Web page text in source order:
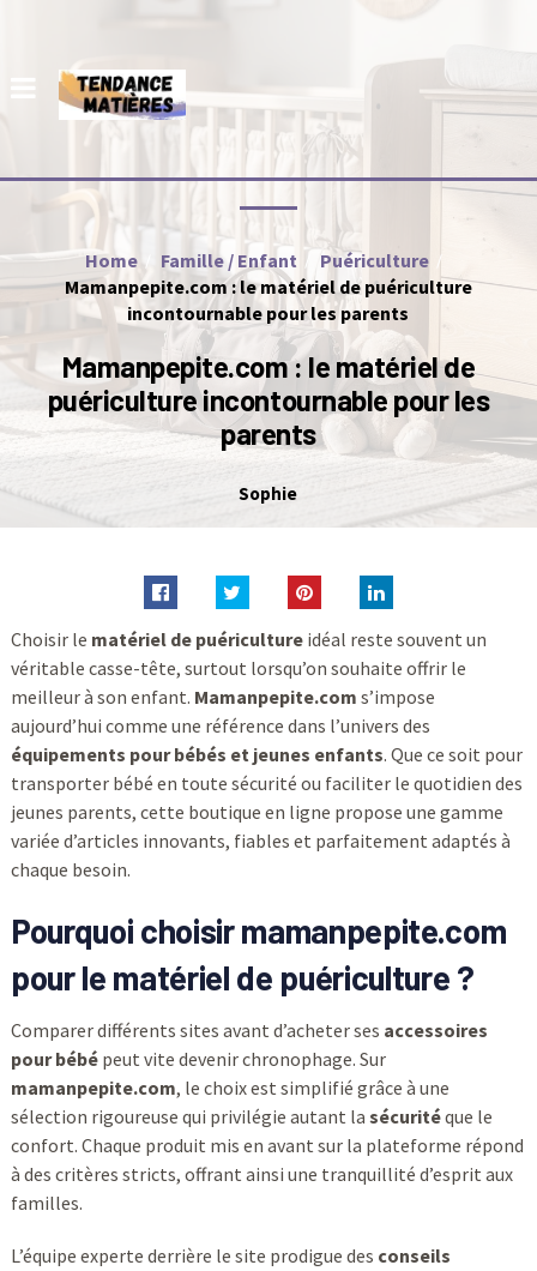
Home Famille / Enfant
Puériculture
Mamanpepite.com : le matériel de puériculture
incontournable pour les parents
Mamanpepite.com : le matériel de
puériculture incontournable pour les
parents
Sophie
Choisir le matériel de puéricultureidéal reste souvent un
véritable casse-tête, surtout lorsqu’on souhaite offrir le
meilleur à son enfant. Mamanpepite.com s’impose
aujourd’hui comme une référence dans l’univers des
équipements pour bébés et jeunes enfants. Que ce soit pour
transporter bébé en toute sécurité ou faciliter le quotidien des
jeunes parents, cette boutique en ligne propose une gamme
variée d’articles innovants, fiables et parfaitement adaptés à
chaque besoin.
Pourquoi choisir mamanpepite.com
pour le matériel de puériculture ?
Comparer différents sites avant d’acheter ses accessoires
pour bébépeut vite devenir chronophage. Sur
mamanpepite.com, le choix est simplifié grâce à une
sélection rigoureuse qui privilégie autant la sécuritéque le
confort. Chaque produit mis en avant sur la plateforme répond
à des critères stricts, offrant ainsi une tranquillité d’esprit aux
familles.
L’équipe experte derrière le site prodigue des conseils